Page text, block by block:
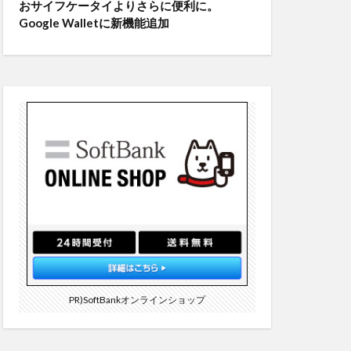
おサイフケータイよりさらに便利に。
Google Walletに新機能追加
PR)SoftBankオンラインショップ